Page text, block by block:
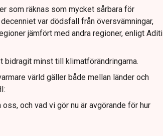
som räknas som mycket sårbara för
var dödsfall från översvämningar,
jämfört med andra regioner, enligt Aditi
bidragit minst till klimatförändringarna.
värld gäller både mellan länder och
och vad vi gör nu är avgörande för hur